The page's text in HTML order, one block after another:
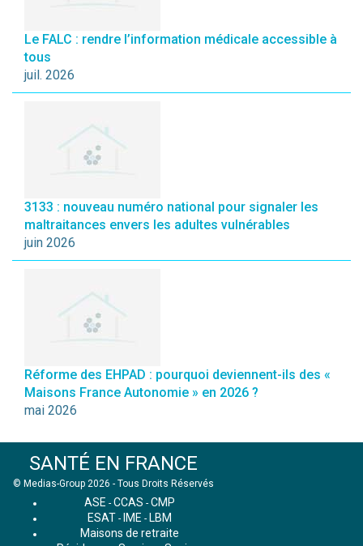
Le FALC : rendre l’information médicale accessible à
tous
juil. 2026
3133 : nouveau numéro national pour signaler les
maltraitances envers les adultes vulnérables
juin 2026
Réforme des EHPAD : pourquoi deviennent-ils des «
Maisons France Autonomie » en 2026 ?
mai 2026
SANTÉ EN FRANCE
© Medias-Group 2026 - Tous Droits Réservés
ASE - CCAS - CMP
ESAT - IME - LBM
Maisons de retraite